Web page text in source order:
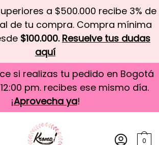
a $500.000 recibe 3% de
de tu compra. Compra mínima
$100.000. Resuelve tus dudas
aquí
si realizas tu pedido en Bogotá
pm. recibes ese mismo día.
¡Aprovecha ya!
0